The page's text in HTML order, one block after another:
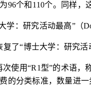
96个和 110个。同样，
学：研究活动最高”（
复了“博士大学：研究活
次使用“R1 型”的术语，
的分类标准，数量进